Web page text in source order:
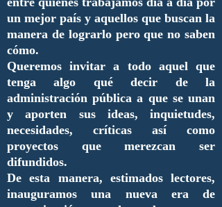
un mejor país y aquellos que buscan la
manera de lograrlo pero que no saben
cómo.
Queremos invitar a todo aquel que
tenga algo qué decir de la
administración pública a que se unan
y aporten sus ideas, inquietudes,
necesidades, críticas así como
proyectos que merezcan ser
difundidos.
De esta manera, estimados lectores,
inauguramos una nueva era de